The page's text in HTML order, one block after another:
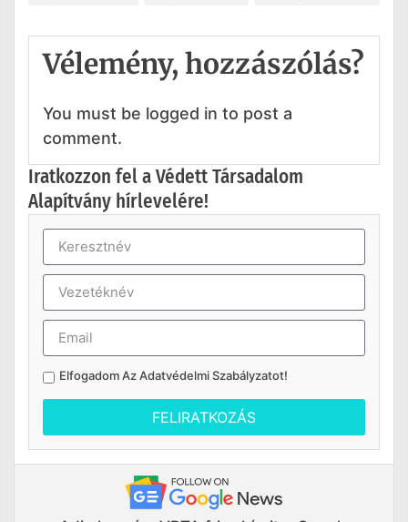
Vélemény, hozzászólás?
You must be logged in to post a
comment.
Iratkozzon fel a Védett Társadalom
Alapítvány hírlevelére!
Elfogadom AzAdatvédelmi Szabályzatot!
FELIRATKOZÁS